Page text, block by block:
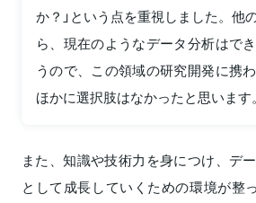
か？」という点を重視しました。他
ら、現在のようなデータ分析はで
うので、この領域の研究開発に携
ほかに選択肢はなかったと思います。
また、知識や技術力を身につけ、デ
として成長していくための環境が整